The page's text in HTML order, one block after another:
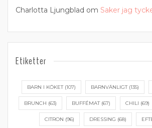
Charlotta Ljungblad om Saker jag
Etiketter
BARN I KÖKET(107) BARNVÄNLIGT(135)
BRUNCH (63) BUFFÉMAT(67) CHILI (69)
CITRON (96) DRESSING (68)